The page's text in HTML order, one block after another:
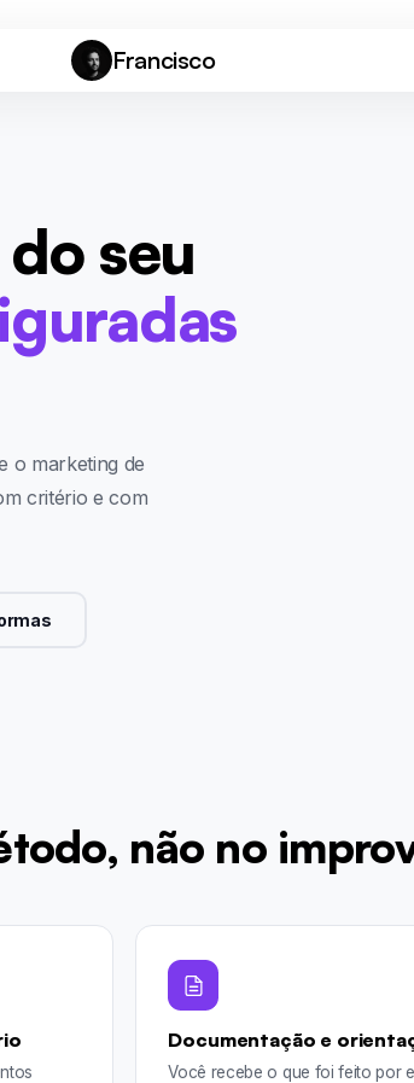
Francisco
seu
o marketing de
critério e com
não no
Documentação e
Você recebe o que foi feito por